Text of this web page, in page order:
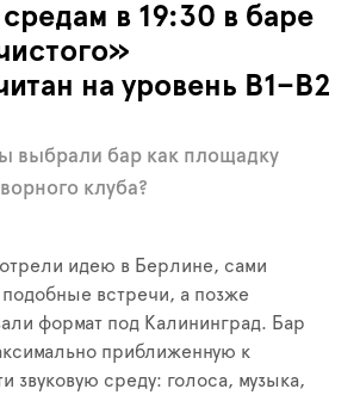
в 19:30 в баре
на уровень B1–B2
выбрали бар как площадку
клуба?
идею в Берлине, сами
встречи, а позже
формат под Калининград. Бар
приближенную к
звуковую среду: голоса, музыка,